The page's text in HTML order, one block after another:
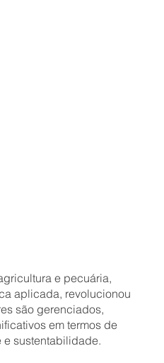
e pecuária,
aplicada, revolucionou
são gerenciados,
em termos de
sustentabilidade.